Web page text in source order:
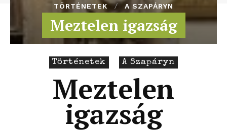
TÖRTÉNETEK A SZAPÁRYN
Meztelen igazság
Történetek A Szapáryn
Meztelen
igazság